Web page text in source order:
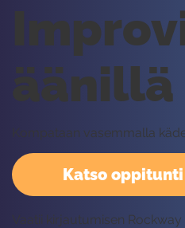
Katso oppitunti
äänillä
Kompataan vasemmalla
Vaatii kirjautumisen